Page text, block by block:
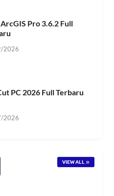
ArcGIS Pro 3.6.2 Full
2026
PC 2026 Full Terbaru
2026
VIEW ALL